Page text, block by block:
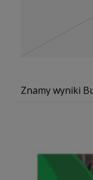
Znamy wyniki